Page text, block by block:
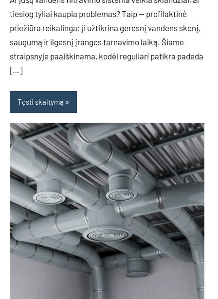
tiesiog tyliai kaupia problemas? Taip — profilaktinė
priežiūra reikalinga: ji užtikrina geresnį vandens skonį,
saugumą ir ilgesnį įrangos tarnavimo laiką. Šiame
straipsnyje paaiškinama, kodėl reguliari patikra padeda
[…]
Tęsti skaitymą